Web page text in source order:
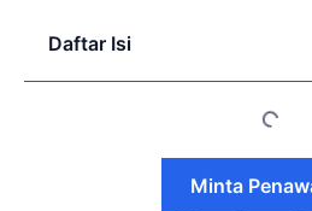
Daftar Isi
Minta